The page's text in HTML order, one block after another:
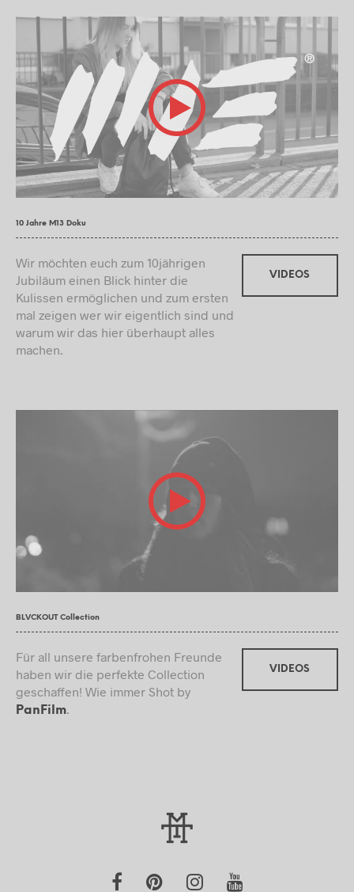
10 Jahre M13 Doku
Wir möchten euch zum 10jährigen
Jubiläum einen Blick hinter die
Kulissen ermöglichen und zum ersten
mal zeigen wer wir eigentlich sind und
warum wir das hier überhaupt alles
machen.
VIDEOS
BLVCKOUT Collection
Für all unsere farbenfrohen Freunde
haben wir die perfekte Collection
geschaffen! Wie immer Shot by
PanFilm
VIDEOS